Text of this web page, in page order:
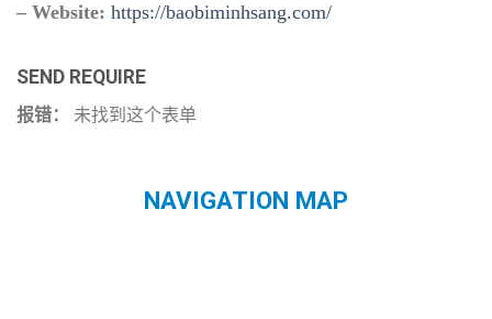
– Website: https://baobiminhsang.com/
SEND REQUIRE
报错： 未找到这个表单
NAVIGATION MAP